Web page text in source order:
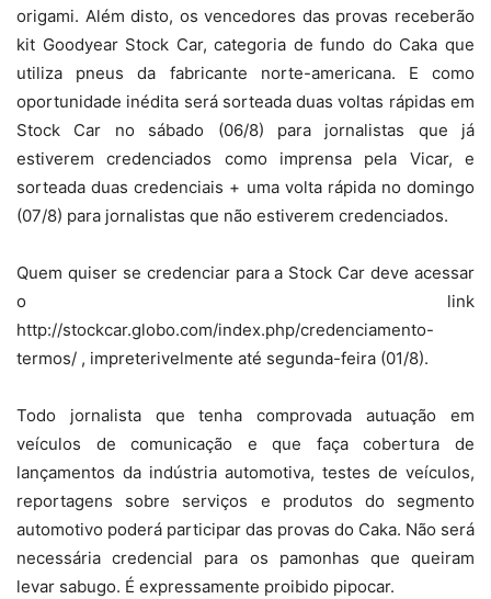
origami. Além disto, os vencedores das provas receberão
kit Goodyear Stock Car, categoria de fundo do Caka que
utiliza pneus da fabricante norte-americana. E como
oportunidade inédita será sorteada duas voltas rápidas em
Stock Car no sábado (06/8) para jornalistas que já
estiverem credenciados como imprensa pela Vicar, e
sorteada duas credenciais + uma volta rápida no domingo
(07/8) para jornalistas que não estiverem credenciados.
Quem quiser se credenciar para a Stock Car deve acessar
o link
http://stockcar.globo.com/index.php/credenciamento-
termos/ , impreterivelmente até segunda-feira (01/8).
Todo jornalista que tenha comprovada autuação em
veículos de comunicação e que faça cobertura de
lançamentos da indústria automotiva, testes de veículos,
reportagens sobre serviços e produtos do segmento
automotivo poderá participar das provas do Caka. Não será
necessária credencial para os pamonhas que queiram
levar sabugo. É expressamente proibido pipocar.